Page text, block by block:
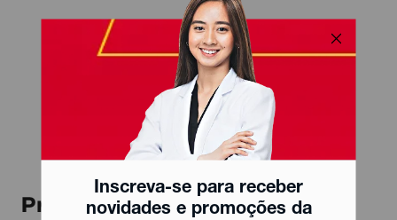
Inscreva-se para receber
novidades e promoções da
Produtos relacionados